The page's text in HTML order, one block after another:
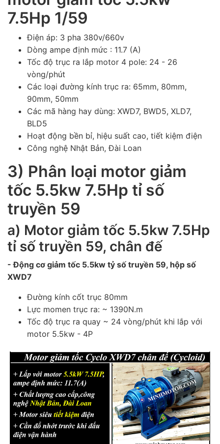
7.5Hp 1/59
Điện áp: 3 pha 380v/660v
Dòng ampe định mức : 11.7 (A)
Tốc độ trục ra lắp motor 4 pole: 24 - 26
vòng/phút
Các loại đường kính trục ra: 65mm, 80mm,
90mm, 50mm
Các mã hàng hay dùng: XWD7, BWD5, XLD7,
BLD5
Hoạt động bền bỉ, hiệu suất cao, tiết kiệm điện
Công nghệ Nhật Bản, Đài Loan
3) Phân loại motor giảm
tốc 5.5kw 7.5Hp tỉ số
truyền 59
a) Motor giảm tốc 5.5kw 7.5Hp
tỉ số truyền 59, chân đế
- Động cơ giảm tốc 5.5kw tỷ số truyền 59, hộp số
XWD7
Đường kính cốt trục 80mm
Lực momen trục ra: ~ 1390N.m
Tốc độ trục ra quay ~ 24 vòng/phút khi lắp với
motor 5.5kw - 4P